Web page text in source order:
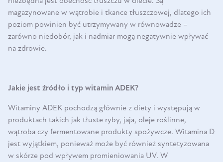
magazynowane w wątrobie i tkance tłuszczowej, dlatego ich
poziom powinien być utrzymywany w równowadze –
zarówno niedobór, jak i nadmiar mogą negatywnie wpływać
na zdrowie.
Jakie jest źródło i typ witamin ADEK?
Witaminy ADEK pochodzą głównie z diety i występują w
produktach takich jak tłuste ryby, jaja, oleje roślinne,
wątroba czy fermentowane produkty spożywcze. Witamina D
jest wyjątkiem, ponieważ może być również syntetyzowana
w skórze pod wpływem promieniowania UV. W